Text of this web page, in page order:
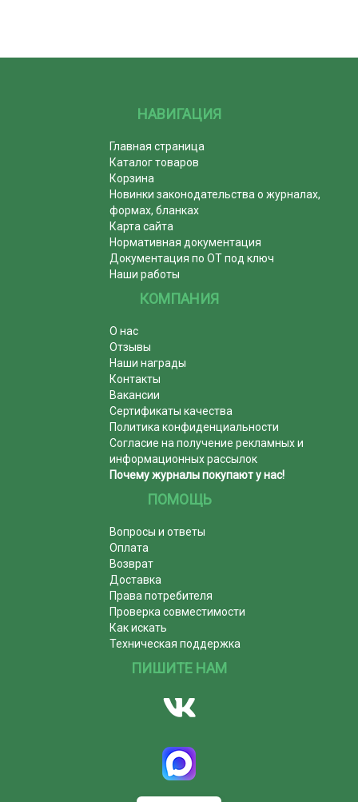
НАВИГАЦИЯ
Главная страница
Каталог товаров
Корзина
Новинки законодательства о журналах,
формах, бланках
Карта сайта
Нормативная документация
Документация по ОТ под ключ
Наши работы
КОМПАНИЯ
О нас
Отзывы
Наши награды
Контакты
Вакансии
Сертификаты качества
Политика конфиденциальности
Согласие на получение рекламных и
информационных рассылок
Почему журналы покупают у нас!
ПОМОЩЬ
Вопросы и ответы
Оплата
Возврат
Доставка
Права потребителя
Проверка совместимости
Как искать
Техническая поддержка
ПИШИТЕ НАМ